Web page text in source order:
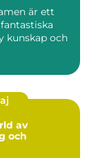
är ett
kunskap och
av
och